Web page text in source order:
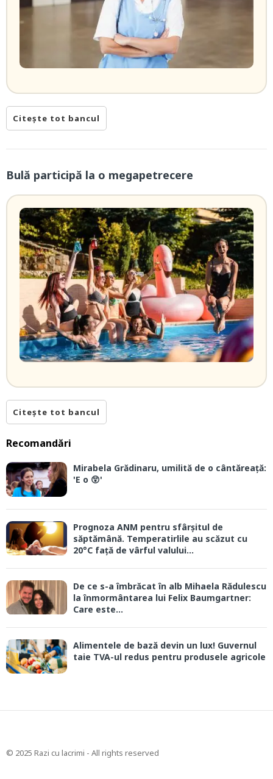
Citește tot bancul
Bulă participă la o megapetrecere
Citește tot bancul
Recomandări
Mirabela Grădinaru, umilită de o cântăreață:
'E o 😲'
Prognoza ANM pentru sfârșitul de
săptămână. Temperatirlile au scăzut cu
20°C față de vârful valului...
De ce s-a îmbrăcat în alb Mihaela Rădulescu
la înmormântarea lui Felix Baumgartner:
Care este...
Alimentele de bază devin un lux! Guvernul
taie TVA-ul redus pentru produsele agricole
© 2025 Razi cu lacrimi - All rights reserved